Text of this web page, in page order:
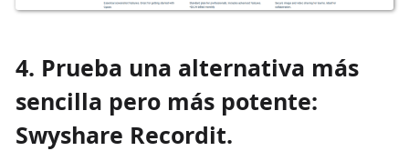
4. Prueba una alternativa más
sencilla pero más potente:
Swyshare Recordit.